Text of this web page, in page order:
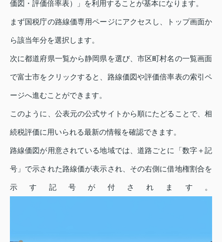
価図・評価倍率表）」を利用することが基本になります。
まず国税庁の路線価専用ページにアクセスし、トップ画面か
ら該当年分を選択します。
次に都道府県一覧から静岡県を選び、市区町村名の一覧画面
で富士市をクリックすると、路線価図や評価倍率表の索引ペ
ージへ進むことができます。
このように、公表元の公式サイトから順にたどることで、相
続税評価に用いられる最新の情報を確認できます。
路線価図が用意されている地域では、道路ごとに「数字＋記
号」で示された路線価が表示され、その右側に借地権割合を
示す記号が付されます。